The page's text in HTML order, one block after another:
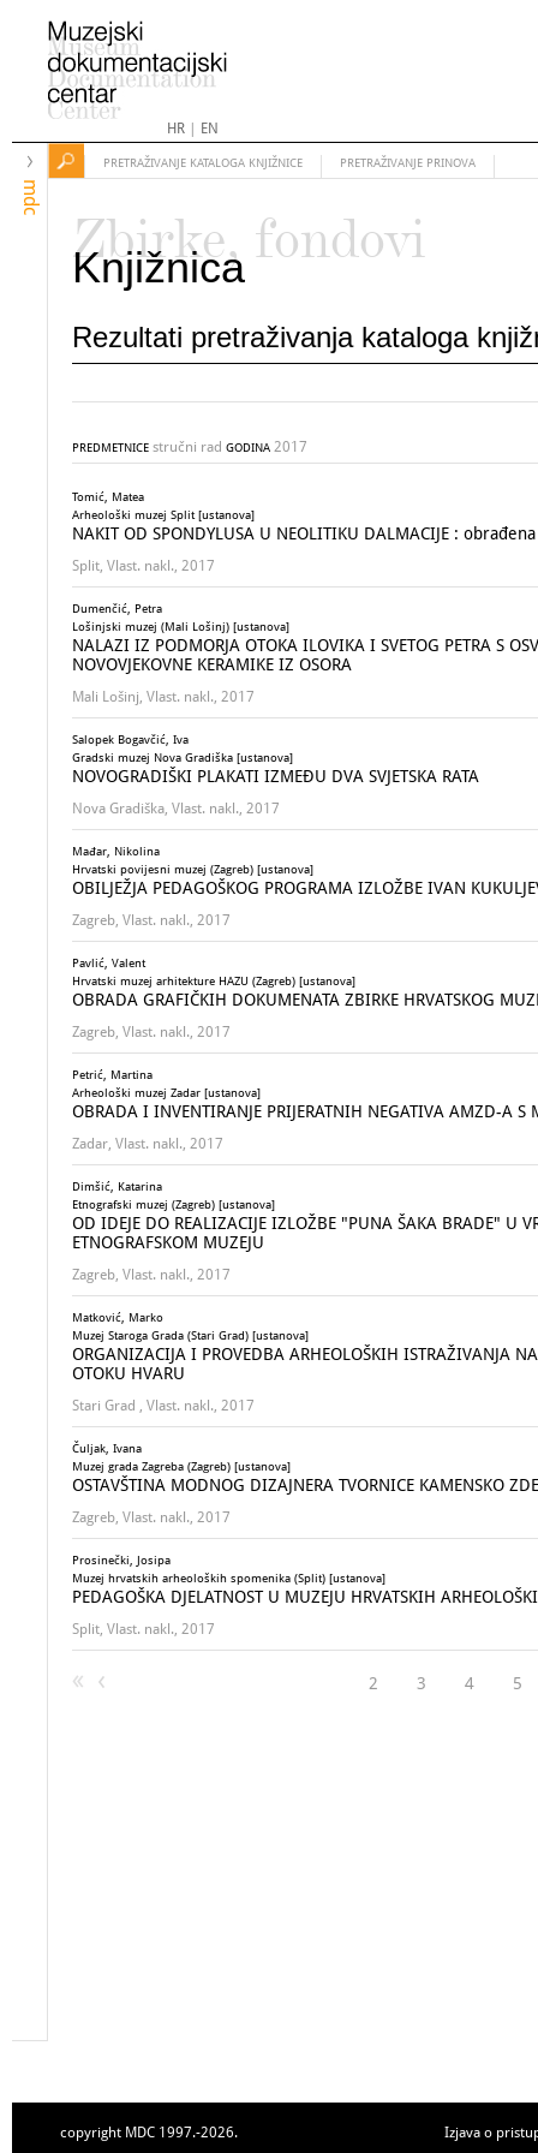
HR| EN
mdc
PRETRAŽIVANJE KATALOGA KNJIŽNICE PRETRAŽIVANJE PRINOVA
Zbirke, fondovi
Knjižnica
Rezultati pretraživanja kataloga
PREDMETNICE stručni rad GODINA 2017
Tomić, Matea
Arheološki muzej Split [ustanova]
NAKIT OD SPONDYLUSA U NEOLITIKU DALMACIJE :
Split, Vlast. nakl., 2017
Dumenčić, Petra
Lošinjski muzej (Mali Lošinj) [ustanova]
NALAZI IZ PODMORJA OTOKA ILOVIKA I SVETOG PETRA S
NOVOVJEKOVNE KERAMIKE IZ OSORA
Mali Lošinj, Vlast. nakl., 2017
Salopek Bogavčić, Iva
Gradski muzej Nova Gradiška [ustanova]
NOVOGRADIŠKI PLAKATI IZMEĐU DVA SVJETSKA RATA
Nova Gradiška, Vlast. nakl., 2017
Mađar, Nikolina
Hrvatski povijesni muzej (Zagreb) [ustanova]
OBILJEŽJA PEDAGOŠKOG PROGRAMA IZLOŽBE IVAN
Zagreb, Vlast. nakl., 2017
Pavlić, Valent
Hrvatski muzej arhitekture HAZU (Zagreb) [ustanova]
OBRADA GRAFIČKIH DOKUMENATA ZBIRKE HRVATSKOG
Zagreb, Vlast. nakl., 2017
Petrić, Martina
Arheološki muzej Zadar [ustanova]
OBRADA I INVENTIRANJE PRIJERATNIH NEGATIVA AMZD-A
Zadar, Vlast. nakl., 2017
Dimšić, Katarina
Etnografski muzej (Zagreb) [ustanova]
OD IDEJE DO REALIZACIJE IZLOŽBE "PUNA ŠAKA BRADE" U
ETNOGRAFSKOM MUZEJU
Zagreb, Vlast. nakl., 2017
Matković, Marko
Muzej Staroga Grada (Stari Grad) [ustanova]
ORGANIZACIJA I PROVEDBA ARHEOLOŠKIH ISTRAŽIVANJA
OTOKU HVARU
Stari Grad , Vlast. nakl., 2017
Čuljak, Ivana
Muzej grada Zagreba (Zagreb) [ustanova]
OSTAVŠTINA MODNOG DIZAJNERA TVORNICE KAMENSKO
Zagreb, Vlast. nakl., 2017
Prosinečki, Josipa
Muzej hrvatskih arheoloških spomenika (Split) [ustanova]
PEDAGOŠKA DJELATNOST U MUZEJU HRVATSKIH
Split, Vlast. nakl., 2017
2 3 4 5
copyright MDC 1997.-2026. Izjava o